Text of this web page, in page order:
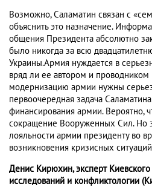
Возможно, Саламатин связан с
объяснить это назначение.
общения Президента абсолютно
было никогда за всю
Украины.Армия нуждается в
вряд ли ее автором и проводником
модернизацию армии нужны
первоочередная задача
финансирования армии. Вероятно,
сокращение Вооруженных Сил. Но
лояльности армии президенту во
возникновения кризисных
Денис Кирюхин, эксперт
исследований и конфликтологии